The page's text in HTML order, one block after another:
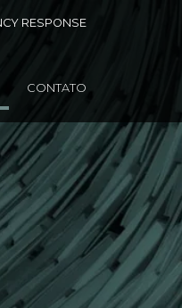
RESPONSE
CONTATO